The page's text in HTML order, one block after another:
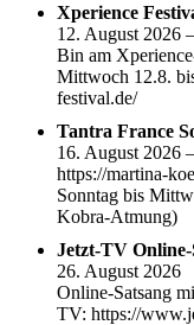
Xperience
12. August 2026
Bin am
Mittwoch 12.8.
festival.de/
Tantra France
16. August 2026
https://martina-
Sonntag bis
Kobra-Atmung)
Jetzt-TV Online-
26. August 2026
Online-Satsang
TV: https://